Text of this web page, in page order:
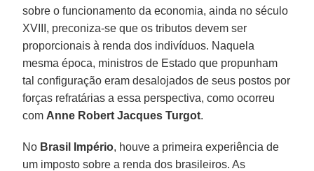
sobre o funcionamento da economia, ainda no século
XVIII, preconiza-se que os tributos devem ser
proporcionais à renda dos indivíduos. Naquela
mesma época, ministros de Estado que propunham
tal configuração eram desalojados de seus postos por
forças refratárias a essa perspectiva, como ocorreu
com Anne Robert Jacques Turgot.
No Brasil Império, houve a primeira experiência de
um imposto sobre a renda dos brasileiros. As